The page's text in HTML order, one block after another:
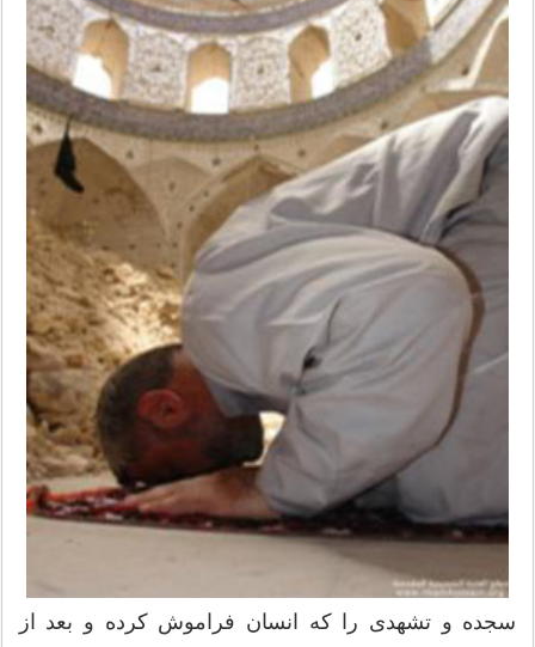
سجده و تشهدی را که انسان فراموش کرده و بعد از